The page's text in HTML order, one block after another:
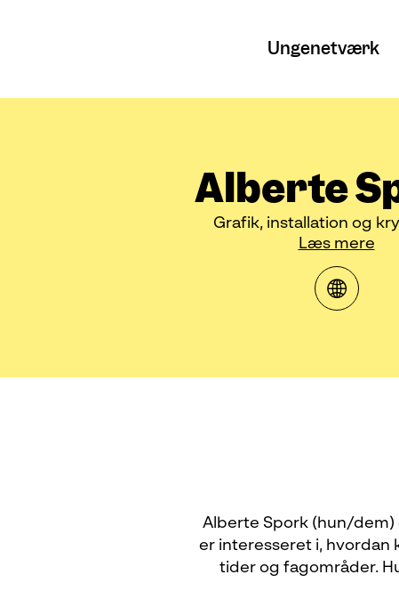
Ungenetværk
Alberte
Grafik, installation og
Læs mere
Alberte Spork (hun/dem)
er interesseret i, hvordan
tider og fagområder.